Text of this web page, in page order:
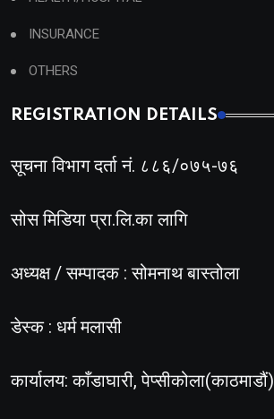
INSURANCE
OTHERS
REGISTRATION DETAILS
सूचना विभाग दर्ता नं. ८८६/०७५-७६
सोस मिडिया प्रा.लि.का लागि
अध्यक्ष / सम्पादक : सोमनाथ बास्तोला
डेस्क : धर्म मलासी
कार्यालय: काँडाघारी, पेप्सीकोला(काठमाडौं)